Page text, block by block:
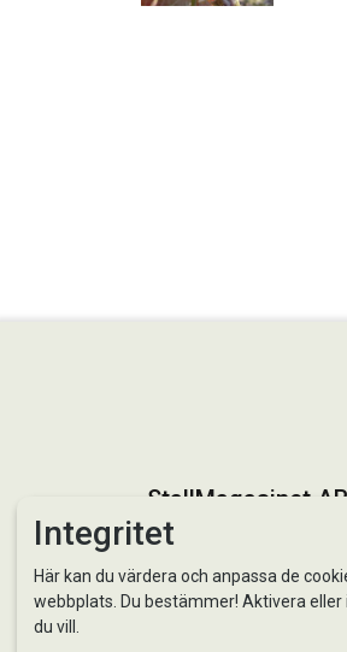
StallMagasinet AB
Kontakta oss
Om oss
Integritet
Här kan du värdera och anpassa de
webbplats. Du bestämmer! Aktivera
du vill.